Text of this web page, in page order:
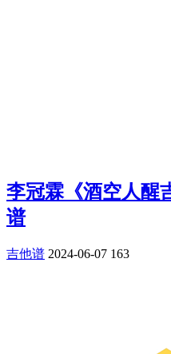
李冠霖《酒空人醒
谱
吉他谱 2024-06-07 163